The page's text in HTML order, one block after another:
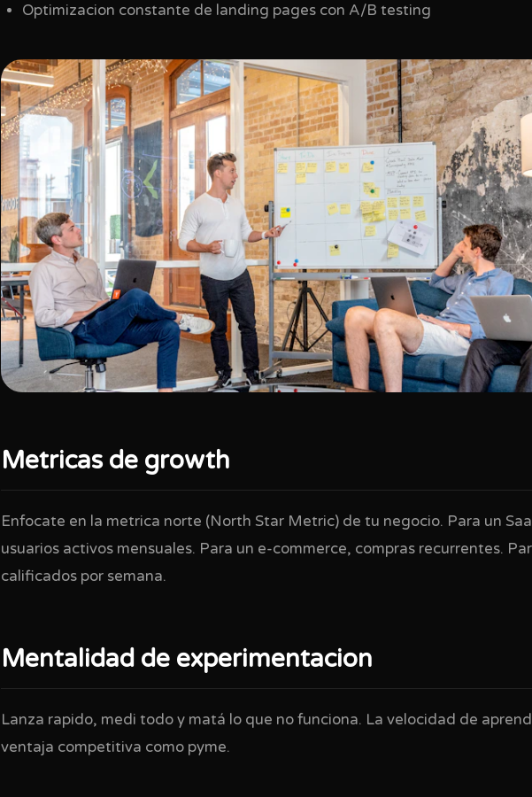
Optimizacion constante de landing pages con A/B testing
Metricas de growth
Enfocate en la metrica norte (North Star Metric) de tu negocio. Para un
usuarios activos mensuales. Para un e-commerce, compras recurrentes.
calificados por semana.
Mentalidad de experimentacion
Lanza rapido, medi todo y matá lo que no funciona. La velocidad de
ventaja competitiva como pyme.